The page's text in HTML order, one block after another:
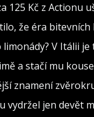
125 Kč z Actionu
že éra
limonády? V Itálii
a stačí mu
znamení
vydržel jen devět